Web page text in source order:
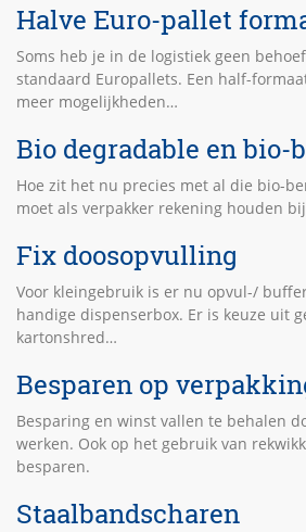
Halve Euro-pallet
Soms heb je in de logistiek geen
standaard Europallets. Een half-
meer mogelijkheden…
Bio degradable en bio-
Hoe zit het nu precies met al die bio-
moet als verpakker rekening houden
Fix doosopvulling
Voor kleingebruik is er nu opvul-/
handige dispenserbox. Er is keuze uit
kartonshred…
Besparen op
Besparing en winst vallen te behalen
werken. Ook op het gebruik van
besparen.
Staalbandscharen